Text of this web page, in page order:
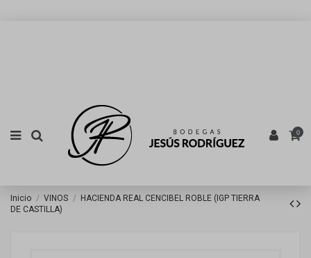
0
Inicio VINOS
HACIENDA REAL CENCIBEL ROBLE (IGP TIERRA
DE CASTILLA)